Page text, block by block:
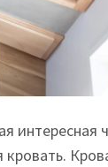
интересная